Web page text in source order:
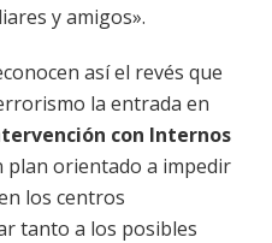
y amigos».
así el revés que
la entrada en
con Internos
plan orientado a impedir
los centros
tanto a los posibles